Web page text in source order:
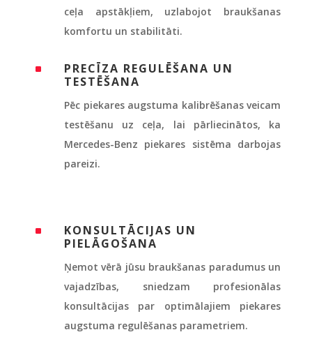
ceļa apstākļiem, uzlabojot braukšanas
komfortu un stabilitāti.
^
PRECĪZA REGULĒŠANA UN
TESTĒŠANA
Pēc piekares augstuma kalibrēšanas veicam
testēšanu uz ceļa, lai pārliecinātos, ka
Mercedes-Benz piekares sistēma darbojas
pareizi.
^
KONSULTĀCIJAS UN
PIELĀGOŠANA
Ņemot vērā jūsu braukšanas paradumus un
vajadzības, sniedzam profesionālas
konsultācijas par optimālajiem piekares
augstuma regulēšanas parametriem.